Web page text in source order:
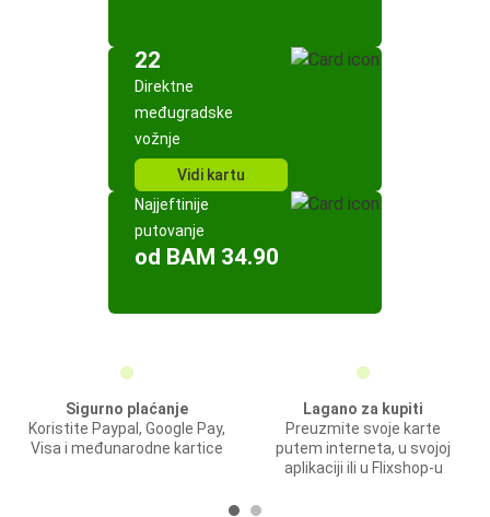
22
Direktne
međugradske
vožnje
Vidi kartu
Najjeftinije
putovanje
od BAM 34.90
Sigurno plaćanje
Koristite Paypal, Google Pay,
Visa i međunarodne kartice
Lagano za kupiti
Preuzmite svoje karte
putem interneta, u svojoj
aplikaciji ili u Flixshop-u